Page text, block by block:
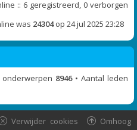
:: 6 geregistreerd, 0 verborgen
was 24304op 24 jul 2025 23:28
8946• Aantal leden
Omhoog
Verwijder cookies